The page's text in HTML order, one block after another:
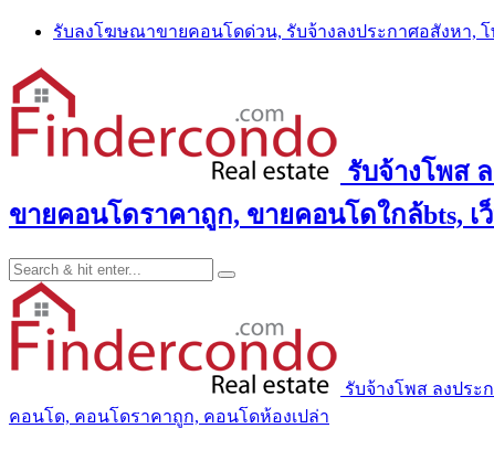
Skip
content
รับลงโฆษณาขายคอนโดด่วน, รับจ้างลงประกาศอสังหา,
รับจ้างโพส
ขายคอนโดราคาถูก, ขายคอนโดใกล้bts,
รับจ้างโพส ลงประ
คอนโด, คอนโดราคาถูก, คอนโดห้องเปล่า